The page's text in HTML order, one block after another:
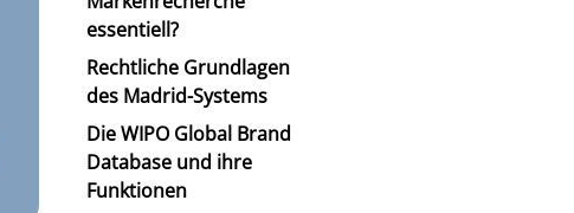
essentiell?
Rechtliche Grundlagen
des Madrid-Systems
Die WIPO Global Brand
Database und ihre
Funktionen